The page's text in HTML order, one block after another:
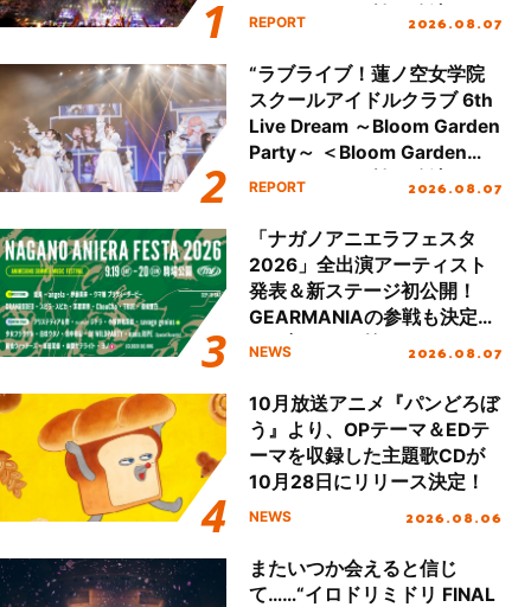
Party Stage／埼玉公演＞”
REPORT 2026.08.07
“ラブライブ！蓮ノ空女学院
スクールアイドルクラブ 6th
Live Dream ～Bloom Garden
Party～ ＜Bloom Garden
Party Stage／埼玉公演＞”
REPORT 2026.08.07
「ナガノアニエラフェスタ
2026」全出演アーティスト
発表＆新ステージ初公開！
GEARMANIAの参戦も決定
し、初となる第3ステージの
NEWS 2026.08.07
10月放送アニメ『パンどろぼ
う』より、OPテーマ＆EDテ
ーマを収録した主題歌CDが
10月28日にリリース決定！
NEWS 2026.08.06
またいつか会えると信じ
て……“イロドリミドリ FINAL